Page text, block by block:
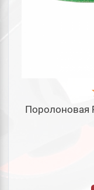
Поролоновая